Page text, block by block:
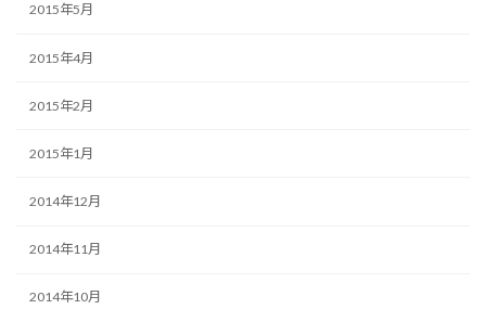
2015年5月
2015年4月
2015年2月
2015年1月
2014年12月
2014年11月
2014年10月